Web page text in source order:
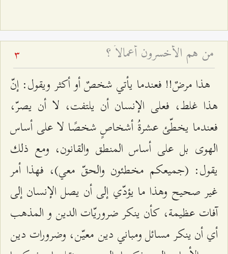
من هم الأخسرون أعمالاً ؟ 3
هذا مرضٌ!! فعندما يأتي شخصٌ أو أكثر ويقول: إنّ
هذا غلط، فعلى الإنسان أن يلتفت، لا أن يصرّ،
فعندما يخطّئ عشرةُ أشخاصٍ شخصًا لا على أساس
الهوى بل على أساس المنطق والقانون، ومع ذلك
يقول: (جميعكم مخطئون والحقّ معي)، فهذا أمر
غير صحيح وهذا ما يؤدّي إلى أن يصل الإنسان إلى
آفات عظيمة، كأن ينكر ضروريّات الدين و المذهب
أي أن ينكر مسائل ومباني دين معيّن، وضرورات دين